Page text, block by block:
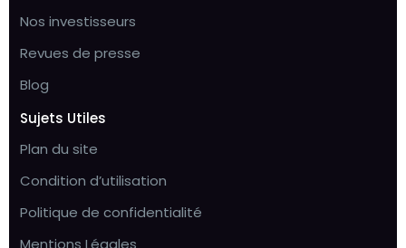
Nos investisseurs
Revues de presse
Blog
Sujets Utiles
Plan du site
Condition d’utilisation
Politique de confidentialité
Mentions Légales